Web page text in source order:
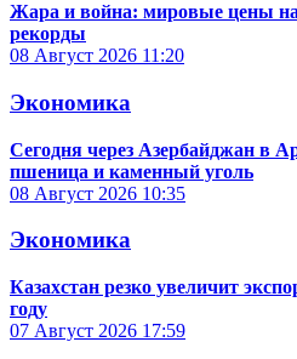
Жара и война: мировые цены
рекорды
08 Август 2026 11:20
Экономика
Сегодня через Азербайджан в
пшеница и каменный уголь
08 Август 2026 10:35
Экономика
Казахстан резко увеличит
году
07 Август 2026 17:59